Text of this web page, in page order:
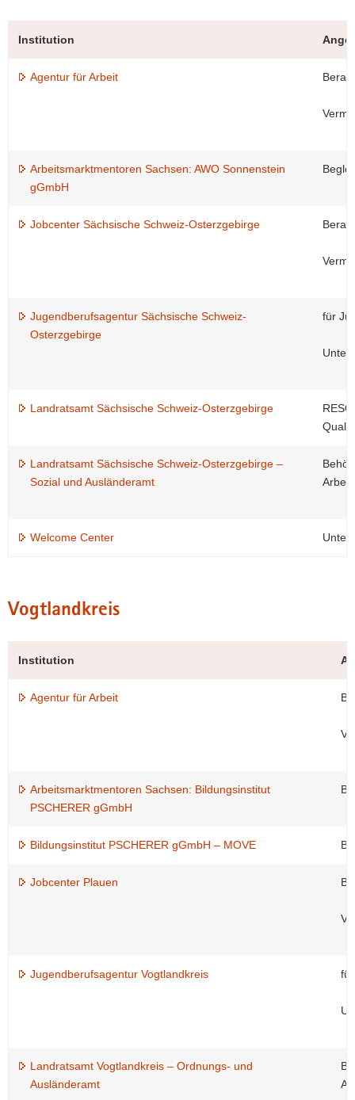
Institution
Agentur für Arbeit
Arbeitsmarktmentoren Sachsen: AWO Sonnenstein
gGmbH
Jobcenter Sächsische Schweiz-Osterzgebirge
Jugendberufsagentur Sächsische Schweiz-
Osterzgebirge
für
Landratsamt Sächsische Schweiz-Osterzgebirge
Landratsamt Sächsische Schweiz-Osterzgebirge –
Sozial und Ausländeramt
Welcome Center
Vogtlandkreis
Institution
Agentur für Arbeit
Arbeitsmarktmentoren Sachsen: Bildungsinstitut
PSCHERER gGmbH
Bildungsinstitut PSCHERER gGmbH – MOVE
Jobcenter Plauen
Jugendberufsagentur Vogtlandkreis
Landratsamt Vogtlandkreis – Ordnungs- und
Ausländeramt